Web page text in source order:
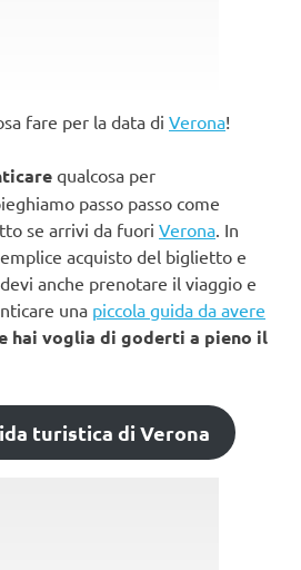
fare per la data di Verona!
qualcosa per
passo passo come
se arrivi da fuori Verona . In
acquisto del biglietto e
anche prenotare il viaggio e
una piccola guida da avere
hai voglia di goderti a pieno il
turistica di Verona